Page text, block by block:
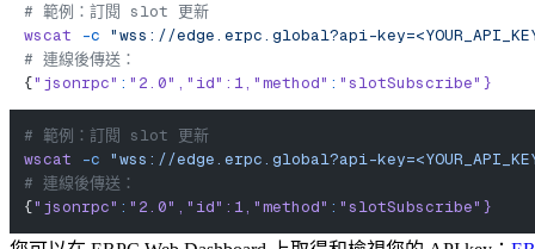
# 範例：訂閱 slot 更新
wscat -c "wss://edge.erpc.global?api-
# 連線後傳送：
{"jsonrpc" : "2.0" , "id" :1, "method" : "slotSubscribe" }
# 範例：訂閱 slot 更新
wscat -c "wss://edge.erpc.global?api-
# 連線後傳送：
{"jsonrpc" : "2.0" , "id" :1, "method" : "slotSubscribe" }